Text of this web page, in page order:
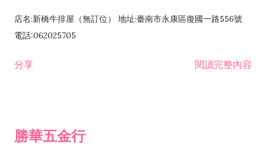
店名:新橋牛排屋（無訂位） 地址:臺南市永康區復國一路556號
電話:062025705
分享 閱讀完整內容
勝華五金行